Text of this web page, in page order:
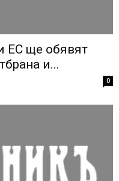
ЕС ще обявят
и...
0